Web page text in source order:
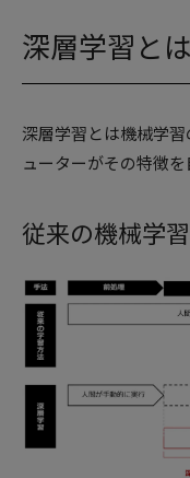
深層学習と
深層学習とは機械学
ューターがその特徴
従来の機械学